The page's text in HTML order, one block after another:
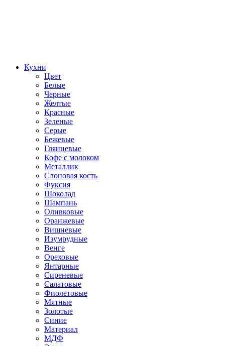
Кухни
Цвет
Белые
Черные
Желтые
Красные
Зеленые
Серые
Бежевые
Глянцевые
Кофе с молоком
Металлик
Слоновая кость
Фуксия
Шоколад
Шампань
Оливковые
Оранжевые
Вишневые
Изумрудные
Венге
Ореховые
Янтарные
Сиреневые
Салатовые
Фиолетовые
Мятные
Золотые
Синие
Материал
МДФ